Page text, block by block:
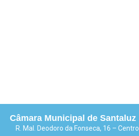
Câmara Municipal de Santaluz
R. Mal. Deodoro da Fonseca, 16 – Centro